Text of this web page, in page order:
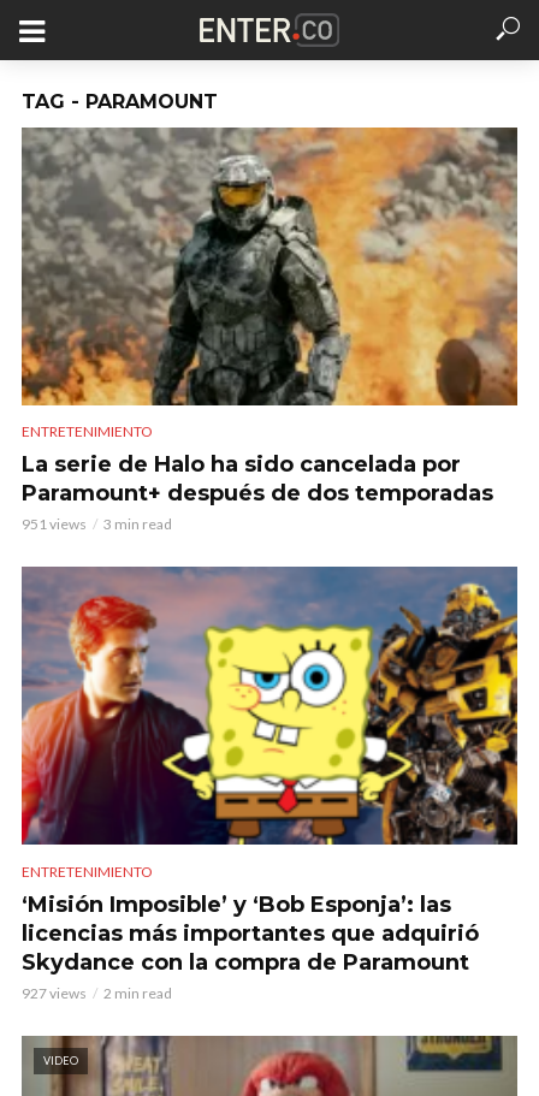
TAG - PARAMOUNT
ENTRETENIMIENTO
La serie de Halo ha sido cancelada por
Paramount+ después de dos temporadas
951 views 3 min read
ENTRETENIMIENTO
‘Misión Imposible’ y ‘Bob Esponja’: las
licencias más importantes que adquirió
Skydance con la compra de Paramount
927 views 2 min read
VIDEO